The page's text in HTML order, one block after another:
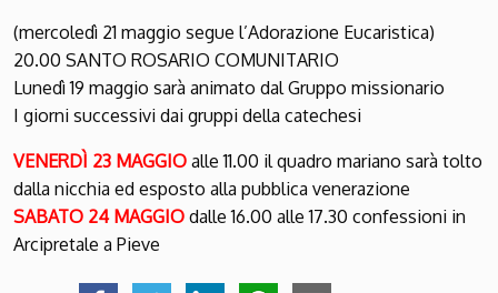
(mercoledì 21 maggio segue l’Adorazione Eucaristica)
20.00 SANTO ROSARIO COMUNITARIO
Lunedì 19 maggio sarà animato dal Gruppo missionario
I giorni successivi dai gruppi della catechesi
VENERDÌ 23 MAGGIO alle 11.00 il quadro mariano sarà tolto
dalla nicchia ed esposto alla pubblica venerazione
SABATO 24 MAGGIO dalle 16.00 alle 17.30 confessioni in
Arcipretale a Pieve